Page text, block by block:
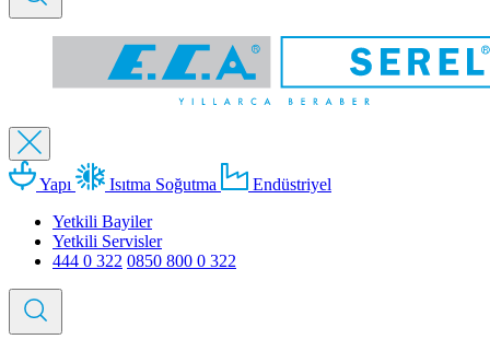
Yapı Isıtma Soğutma
Endüstriyel
Yetkili Bayiler
Yetkili Servisler
444 0 322 0850 800 0 322